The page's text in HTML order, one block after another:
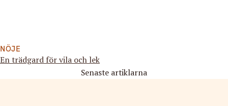
NÖJE
En trädgard för vila och lek
Senaste artiklarna